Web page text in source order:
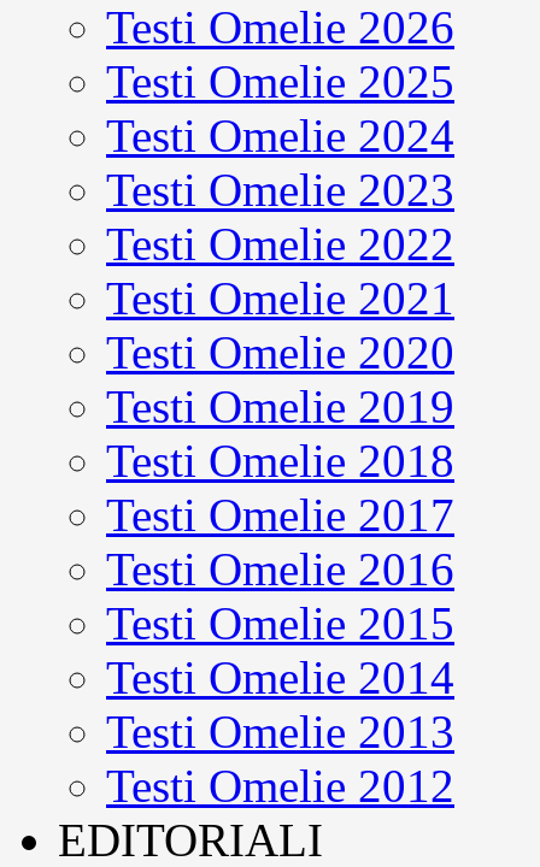
Testi Omelie 2026
Testi Omelie 2025
Testi Omelie 2024
Testi Omelie 2023
Testi Omelie 2022
Testi Omelie 2021
Testi Omelie 2020
Testi Omelie 2019
Testi Omelie 2018
Testi Omelie 2017
Testi Omelie 2016
Testi Omelie 2015
Testi Omelie 2014
Testi Omelie 2013
Testi Omelie 2012
EDITORIALI